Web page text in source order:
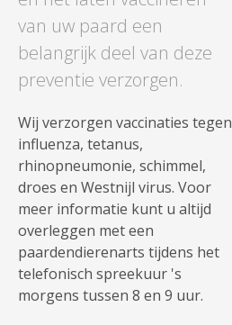
van uw paard een
belangrijk deel van deze
preventie verzorgen.
Wij verzorgen vaccinaties tegen
influenza, tetanus,
rhinopneumonie, schimmel,
droes en Westnijl virus. Voor
meer informatie kunt u altijd
overleggen met een
paardendierenarts tijdens het
telefonisch spreekuur 's
morgens tussen 8 en 9 uur.